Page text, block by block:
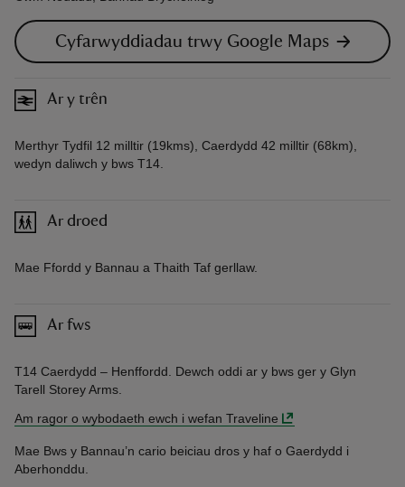
Cyfarwyddiadau trwy Google Maps
Ar y trên
Merthyr Tydfil 12 milltir (19kms), Caerdydd 42 milltir (68km),
wedyn daliwch y bws T14.
Ar droed
Mae Ffordd y Bannau a Thaith Taf gerllaw.
Ar fws
T14 Caerdydd – Henffordd. Dewch oddi ar y bws ger y Glyn
Tarell Storey Arms.
Am ragor o wybodaeth ewch i wefan Traveline
Mae Bws y Bannau’n cario beiciau dros y haf o Gaerdydd i
Aberhonddu.